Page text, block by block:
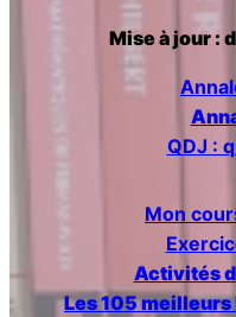
e
Mise à jour :
QDJ :
Mon
Activités
Les 105